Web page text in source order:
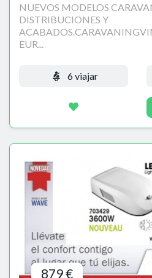
NUEVOS MODELOS
DISTRIBUCIONES Y
EUR...
6 viajar
879 €